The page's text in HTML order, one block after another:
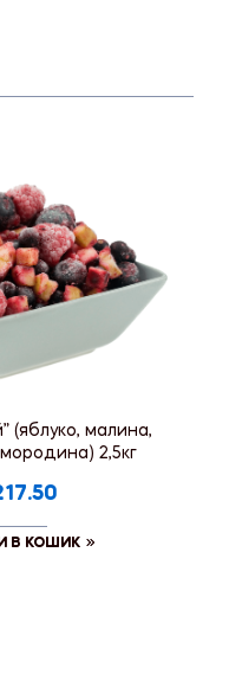
(яблуко, малина,
2,5кг
В КОШИК